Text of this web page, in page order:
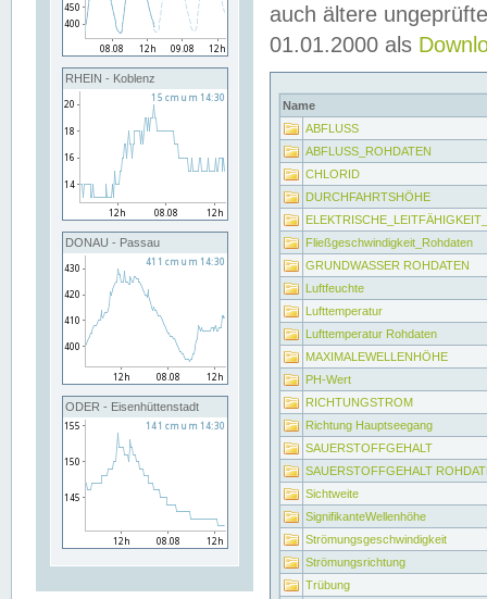
RHEIN - Koblenz
DONAU - Passau
ODER - Eisenhüttenstadt
auch ältere
01.01.2000 als
Name
ABFLUSS
ABFLUSS_ROHDATEN
CHLORID
DURCHFAHRTSHÖHE
Fließgeschwindigkeit_Rohdaten
GRUNDWASSER ROHDATEN
Luftfeuchte
Lufttemperatur
Lufttemperatur Rohdaten
MAXIMALEWELLENHÖHE
PH-Wert
RICHTUNGSTROM
Richtung Hauptseegang
SAUERSTOFFGEHALT
SAUERSTOFFGEHALT
Sichtweite
SignifikanteWellenhöhe
Strömungsgeschwindigkeit
Strömungsrichtung
Trübung